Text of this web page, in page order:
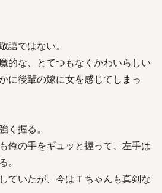
語ではない。
的な、とてつもなくかわいらしい
に後輩の嫁に女を感じてしまっ
く握る。
俺の手をギュッと握って、左手は
。
ていたが、今はＴちゃんも真剣な